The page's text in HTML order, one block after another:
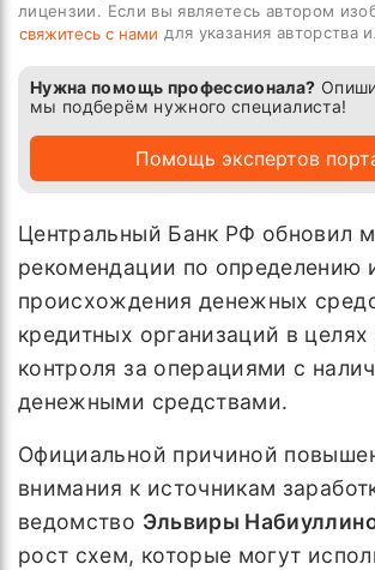
лицензии. Если вы являетесь автором
свяжитесь с нами для указания авторства
Нужна помощь профессионала?
мы подберём нужного специалиста!
Помощь экспертов
Центральный Банк РФ обновил
рекомендации по определению
происхождения денежных
кредитных организаций в целях
контроля за операциями с
денежными средствами.
Официальной причиной
внимания к источникам
ведомство Эльвиры
рост схем, которые могут